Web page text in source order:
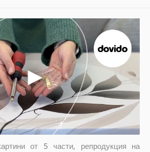
от 5 части, репродукция на